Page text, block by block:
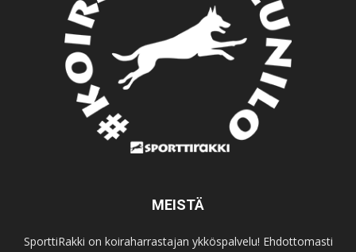
MEISTÄ
SporttiRakki on koiraharrastajan ykköspalvelu! Ehdottomasti